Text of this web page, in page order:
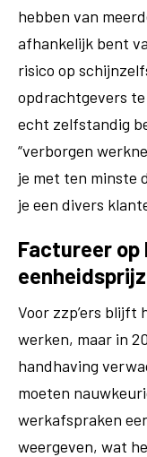
hebben van
afhankelijk bent
risico op
opdrachtgevers
echt zelfstandig
“verborgen
je met ten minste
je een divers
Factureer op
Voor zzp’ers blijft
werken, maar in
handhaving
moeten
werkafspraken
weergeven, wat